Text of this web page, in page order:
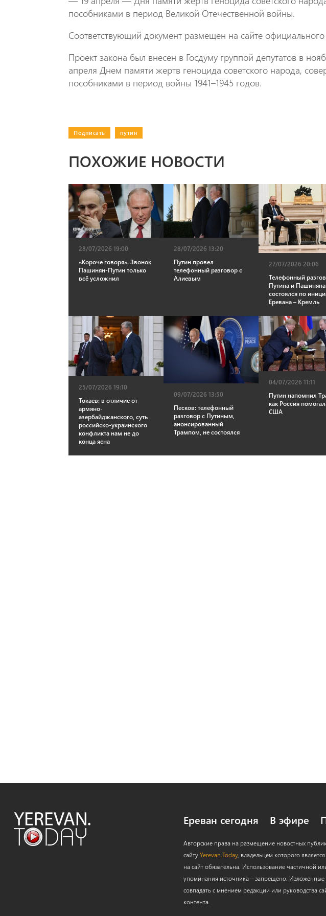
пособниками в период Великой Отечественной войны.
Соответствующий документ размещен на сайте
Проект закона был внесен в Госдуму группой депутатов в
апреля Днем памяти жертв геноцида советского народа,
пособниками в период войны 1941–1945 годов.
Подписать путин
ПОХОЖИЕ НОВОСТИ
28/07/2026 19:00
«Короче говоря». Звонок
Пашинян-Путин только
всё усложнил
28/07/2026 13:20
Путин провел
телефонный разговор с
Алиевым
27/07/2026 20:06
Телефонный
Путина и Пашиняна
состоялся по
Еревана – Кремль
25/07/2026 19:10
Токаев: в отличие от
армяно-
азербайджанского, суть
российско-украинского
конфликта нам не до
конца ясна
09/07/2026 13:50
Песков: телефонный
разговор с Путиным,
анонсированный
Трампом, не состоялся
04/07/2026 11:11
Путин напомнил
как Россия
США
Ереван сегодня В эфире
Авторские права на размещение новостных
сайтуYerevan.Today, владельцем которого
на сайт обязательна. Использование частичной
упоминания источника – запрещено. Изложенные
совпадать с мнением редакции или руководства
контента.